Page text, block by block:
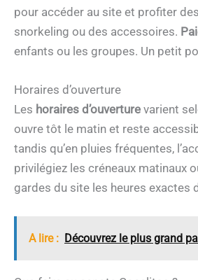
pour accéder au site et profiter
snorkeling ou des accessoires.
enfants ou les groupes. Un petit
Horaires d’ouverture
Les horaires d’ouverture varient
ouvre tôt le matin et reste
tandis qu’en pluies fréquentes,
privilégiez les créneaux matinaux
gardes du site les heures exactes
A lire : Découvrez le plus grand